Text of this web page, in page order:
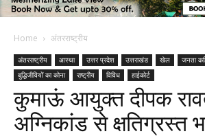
Home अंतरराष्ट्रीय
अंतरराष्ट्रीय आस्था उत्तर प्रदेश उत्तराखंड खेल जनता
बुद्धिजीवियों का कोना
राष्ट्रीय विविध हाईकोर्ट
कुमाऊं आयुक्त दीपक
अग्निकांड से क्षतिग्रस्त